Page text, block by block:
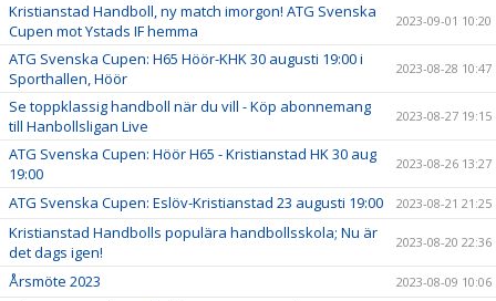
Kristianstad Handboll, ny match imorgon! ATG Svenska
Cupen mot Ystads IF hemma
2023-09-01 10:20
ATG Svenska Cupen: H65 Höör-KHK 30 augusti 19:00 i
Sporthallen, Höör
2023-08-28 10:47
Se toppklassig handboll när du vill - Köp abonnemang
till Hanbollsligan Live
2023-08-27 19:15
ATG Svenska Cupen: Höör H65 - Kristianstad HK 30 aug
19:00
2023-08-26 13:27
ATG Svenska Cupen: Eslöv-Kristianstad 23 augusti 19:00 2023-08-21 21:25
Kristianstad Handbolls populära handbollsskola; Nu är
det dags igen!
2023-08-20 22:36
Årsmöte 2023 2023-08-09 10:06